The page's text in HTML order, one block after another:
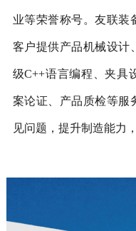
业等荣誉称号。友联装
客户提供产品机械设计
级C++语言编程、夹具
案论证、产品质检等服
见问题，提升制造能力